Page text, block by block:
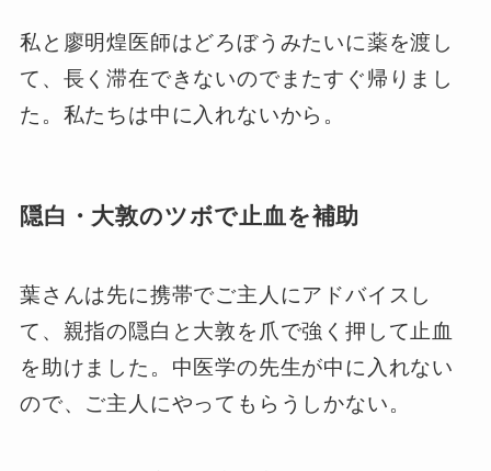
私と廖明煌医師はどろぼうみたいに薬を渡し
て、長く滞在できないのでまたすぐ帰りまし
た。私たちは中に入れないから。
隠白・大敦のツボで止血を補助
葉さんは先に携帯でご主人にアドバイスし
て、親指の隠白と大敦を爪で強く押して止血
を助けました。中医学の先生が中に入れない
ので、ご主人にやってもらうしかない。